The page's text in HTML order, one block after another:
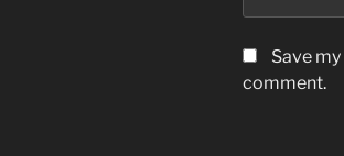
Save
comment.